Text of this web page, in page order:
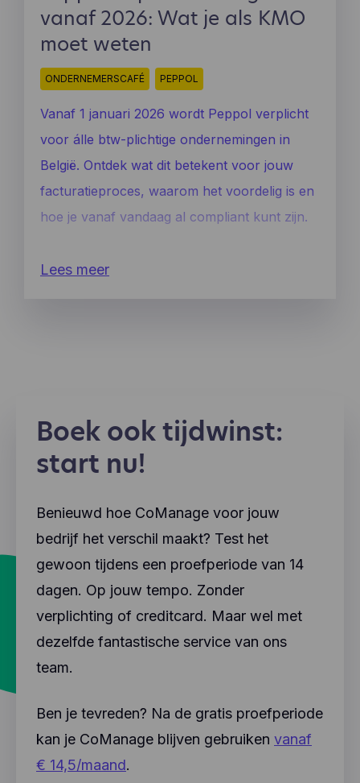
vanaf 2026: Wat je als KMO
moet weten
ONDERNEMERSCAFÉ PEPPOL
Vanaf 1 januari 2026 wordt Peppol verplicht
voor álle btw-plichtige ondernemingen in
België. Ontdek wat dit betekent voor jouw
facturatieproces, waarom het voordelig is en
hoe je vanaf vandaag al compliant kunt zijn.
Lees meer
Boek ook tijdwinst:
start nu!
Benieuwd hoe CoManage voor jouw
bedrijf het verschil maakt? Test het
gewoon tijdens een proefperiode van 14
dagen. Op jouw tempo. Zonder
verplichting of creditcard. Maar wel met
dezelfde fantastische service van ons
team.
Ben je tevreden? Na de gratis proefperiode
kan je CoManage blijven gebruiken vanaf
€ 14,5/maand.